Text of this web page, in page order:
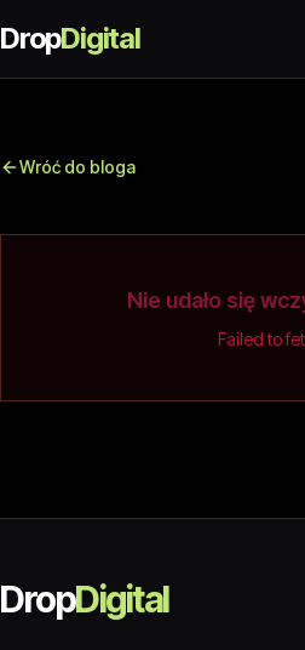
DropDigital
Wróć do bloga
Nie udało się
Failed to
DropDigital